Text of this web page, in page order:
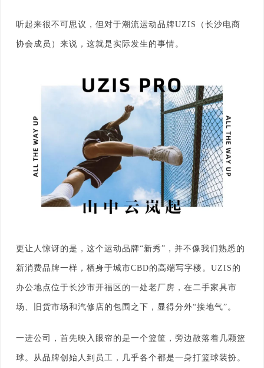
听起来很不可思议，但对于潮流运动品牌UZIS（长沙电商
协会成员）来说，这就是实际发生的事情。
更让人惊讶的是，这个运动品牌“新秀”，并不像我们熟悉的
新消费品牌一样，栖身于城市CBD的高端写字楼。UZIS的
办公地点位于长沙市开福区的一处老厂房，在二手家具市
场、旧货市场和汽修店的包围之下，显得分外“接地气”。
一进公司，首先映入眼帘的是一个篮筐，旁边散落着几颗篮
球。从品牌创始人到员工，几乎各个都是一身打篮球装扮。